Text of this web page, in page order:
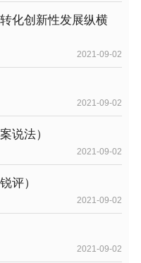
化创新性发展纵横
2021-09-02
2021-09-02
说法）
2021-09-02
评）
2021-09-02
2021-09-02